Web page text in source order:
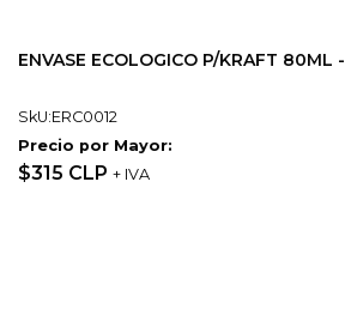
ENVASE ECOLOGICO P/KRAFT 80ML -
SkU:ERC0012
Precio por Mayor:
$315 CLP + IVA